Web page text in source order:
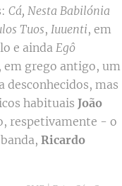
Cá, Nesta Babilónia
Tuos, Iuuenti, em
e ainda Egô
em grego antigo, um
desconhecidos, mas
habituais João
respetivamente - o
Ricardo